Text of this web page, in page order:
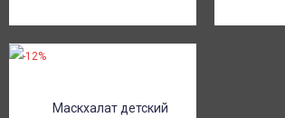
-12%